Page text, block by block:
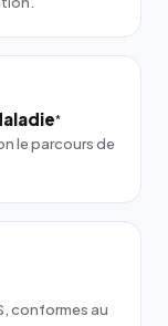
*
le parcours de
conformes au